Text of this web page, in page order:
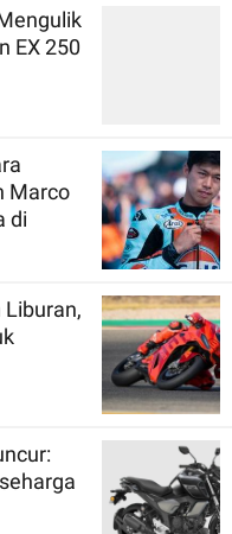
EX 250
Marco
Liburan,